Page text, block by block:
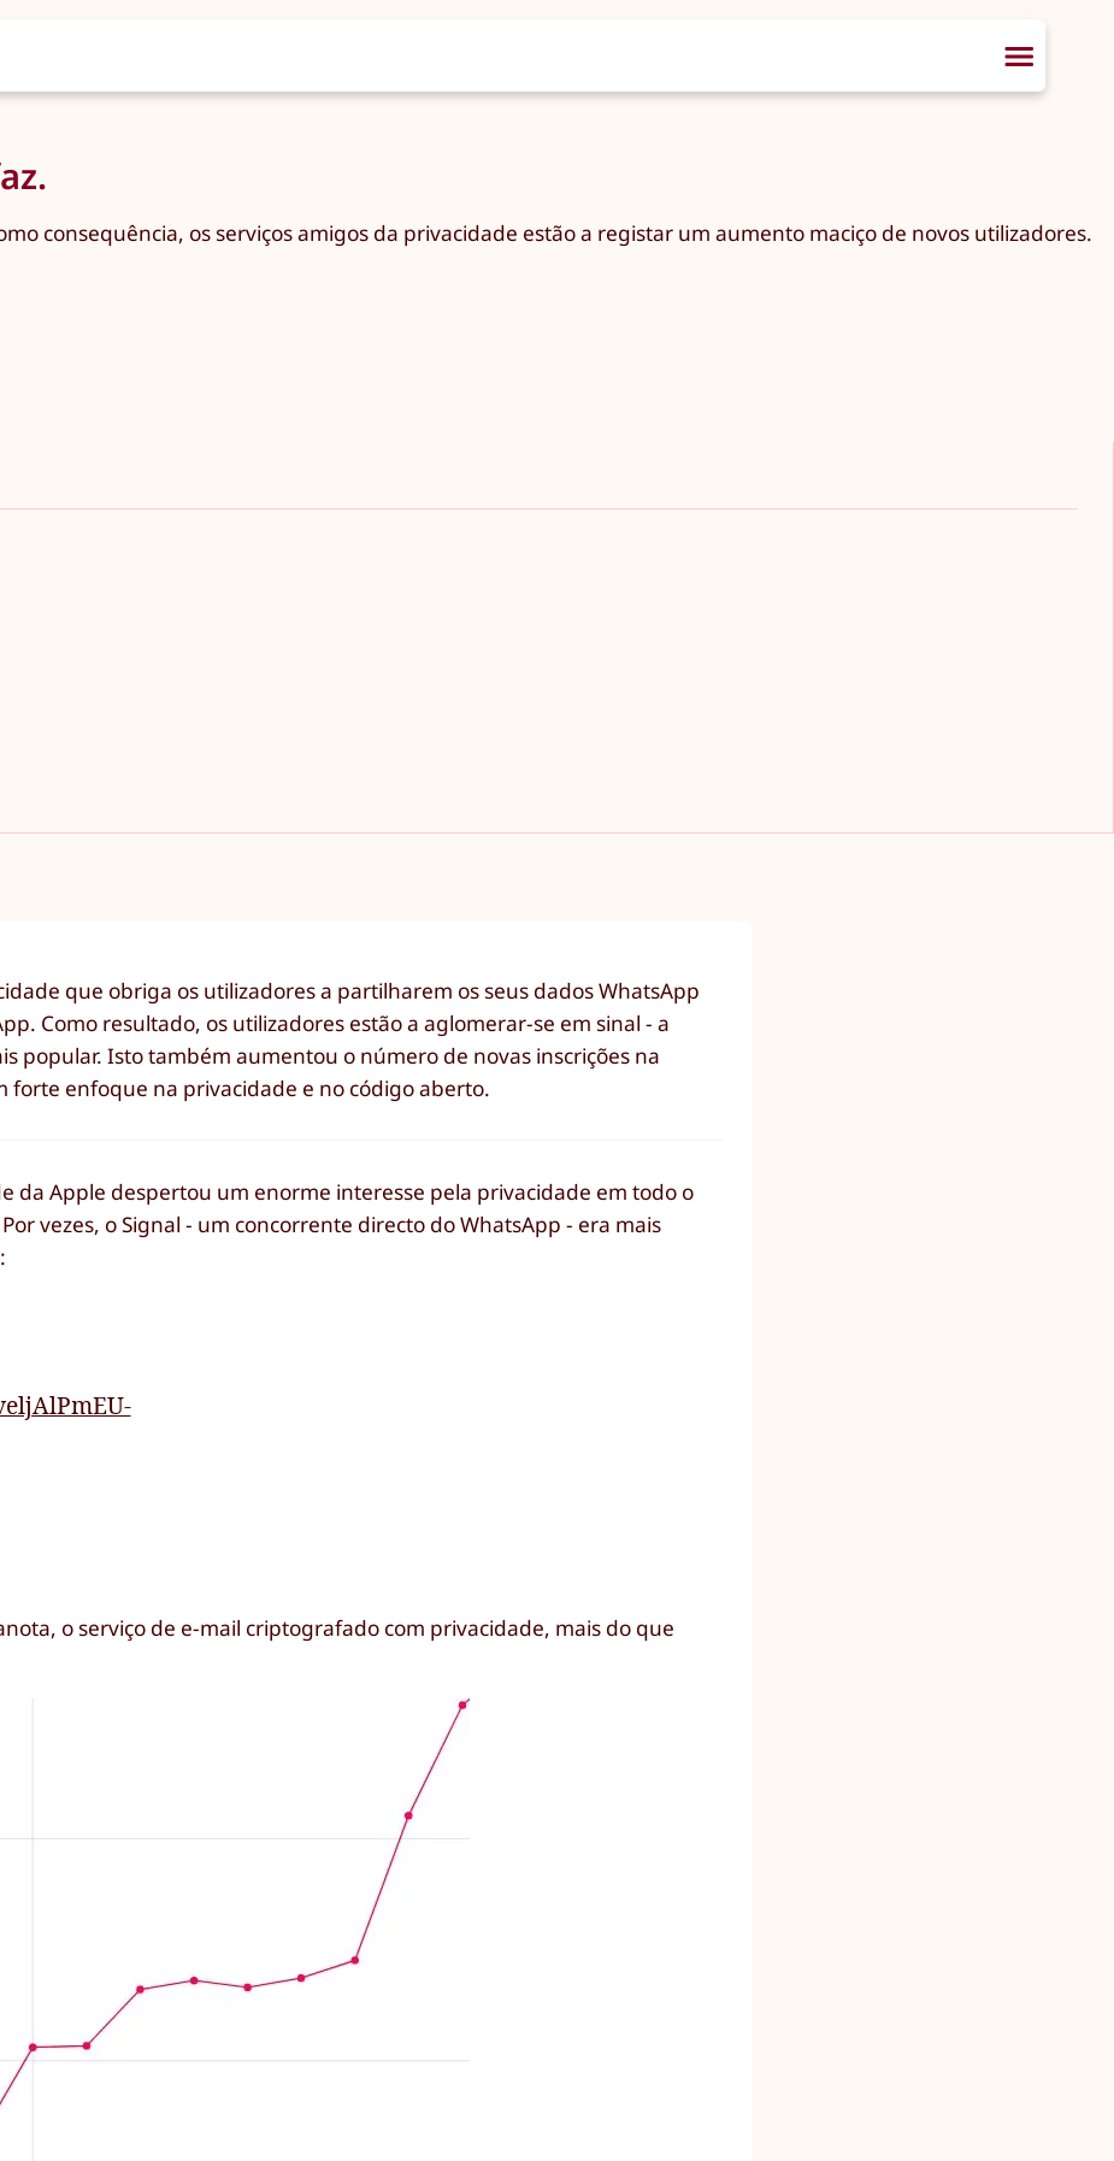
consequência, os serviços amigos da privacidade estão a registar um aumento maciço de novos utilizadores.
que obriga os utilizadores a partilharem os seus dados WhatsApp
Como resultado, os utilizadores estão a aglomerar-se em sinal - a
popular. Isto também aumentou o número de novas inscrições na
forte enfoque na privacidade e no código aberto.
da Apple despertou um enorme interesse pela privacidade em todo o
vezes, o Signal - um concorrente directo do WhatsApp - era mais
o serviço de e-mail criptografado com privacidade, mais do que